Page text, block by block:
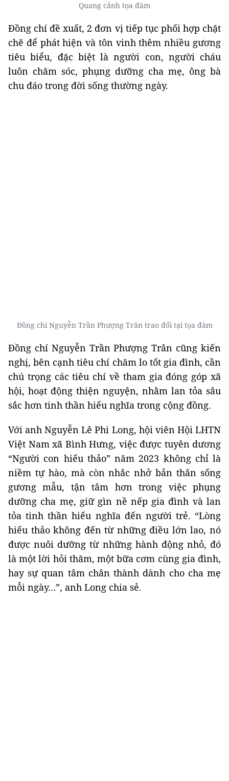
Quang cảnh tọa đàm
Đồng chí đề xuất, 2 đơn vị tiếp tục phối hợp chặt
chẽ để phát hiện và tôn vinh thêm nhiều gương
tiêu biểu, đặc biệt là người con, người cháu
luôn chăm sóc, phụng dưỡng cha mẹ, ông bà
chu đáo trong đời sống thường ngày.
Đồng chí Nguyễn Trần Phượng Trân trao đổi tại tọa đàm
Đồng chí Nguyễn Trần Phượng Trân cũng kiến
nghị, bên cạnh tiêu chí chăm lo tốt gia đình, cần
chú trọng các tiêu chí về tham gia đóng góp xã
hội, hoạt động thiện nguyện, nhằm lan tỏa sâu
sắc hơn tinh thần hiếu nghĩa trong cộng đồng.
Với anh Nguyễn Lê Phi Long, hội viên Hội LHTN
Việt Nam xã Bình Hưng, việc được tuyên dương
“Người con hiếu thảo” năm 2023 không chỉ là
niềm tự hào, mà còn nhắc nhở bản thân sống
gương mẫu, tận tâm hơn trong việc phụng
dưỡng cha mẹ, giữ gìn nề nếp gia đình và lan
tỏa tinh thần hiếu nghĩa đến người trẻ. “Lòng
hiếu thảo không đến từ những điều lớn lao, nó
được nuôi dưỡng từ những hành động nhỏ, đó
là một lời hỏi thăm, một bữa cơm cùng gia đình,
hay sự quan tâm chân thành dành cho cha mẹ
mỗi ngày…”, anh Long chia sẻ.